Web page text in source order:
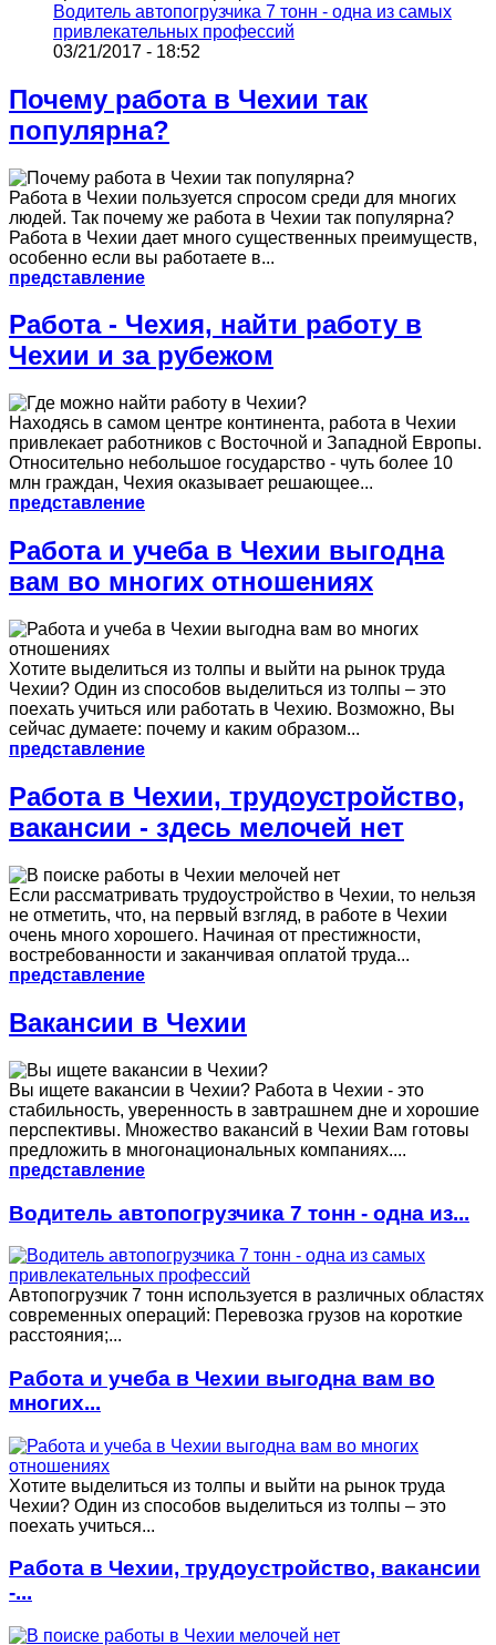
Водитель автопогрузчика 7 тонн - одна из самых
привлекательных профессий
03/21/2017 - 18:52
Почему работа в Чехии так
популярна?
Работа в Чехии пользуется спросом среди для многих
людей. Так почему же работа в Чехии так популярна?
Работа в Чехии дает много существенных преимуществ,
особенно если вы работаете в...
представление
Работа - Чехия, найти работу в
Чехии и за рубежом
Находясь в самом центре континента, работа в Чехии
привлекает работников с Восточной и Западной Европы.
Относительно небольшое государство - чуть более 10
млн граждан, Чехия оказывает решающее...
представление
Работа и учеба в Чехии выгодна
вам во многих отношениях
Хотите выделиться из толпы и выйти на рынок труда
Чехии? Один из способов выделиться из толпы – это
поехать учиться или работать в Чехию. Возможно, Вы
сейчас думаете: почему и каким образом...
представление
Работа в Чехии, трудоустройство,
вакансии - здесь мелочей нет
Если рассматривать трудоустройство в Чехии, то нельзя
не отметить, что, на первый взгляд, в работе в Чехии
очень много хорошего. Начиная от престижности,
востребованности и заканчивая оплатой труда...
представление
Вакансии в Чехии
Вы ищете вакансии в Чехии? Работа в Чехии - это
стабильность, уверенность в завтрашнем дне и хорошие
перспективы. Множество вакансий в Чехии Вам готовы
предложить в многонациональных компаниях....
представление
Водитель автопогрузчика 7 тонн - одна из...
Автопогрузчик 7 тонн используется в различных областях
современных операций: Перевозка грузов на короткие
расстояния;...
Работа и учеба в Чехии выгодна вам во
многих...
Хотите выделиться из толпы и выйти на рынок труда
Чехии? Один из способов выделиться из толпы – это
поехать учиться...
Работа в Чехии, трудоустройство, вакансии
-...